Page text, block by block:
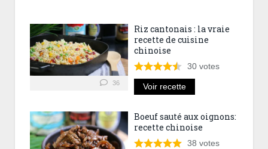
36
Riz cantonais : la vraie
recette de cuisine
chinoise
30 votes
Voir recette
Boeuf sauté aux oignons:
recette chinoise
38 votes